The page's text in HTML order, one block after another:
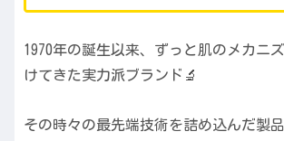
1970年の誕生以来、ずっと肌のメカニ
けてきた実力派ブランド🔬
その時々の最先端技術を詰め込んだ製